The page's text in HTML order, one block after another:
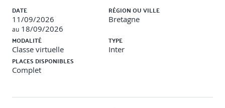
DATE
11/09/2026
au 18/09/2026
RÉGION OU VILLE
Bretagne
MODALITÉ
Classe virtuelle
TYPE
Inter
PLACES DISPONIBLES
Complet